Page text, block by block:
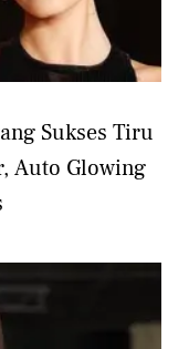
Sukses Tiru
Auto Glowing